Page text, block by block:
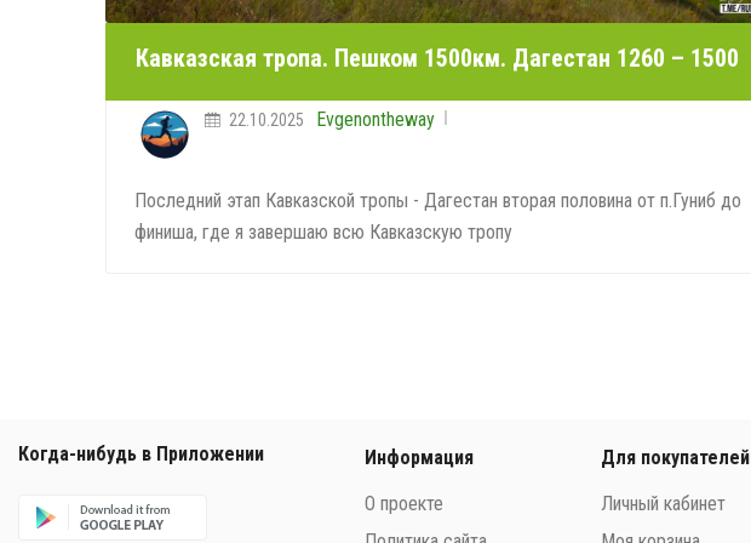
Кавказская тропа. Пешком 1500км. Дагестан 1260 – 1500
Evgenontheway
22.10.2025
Последний этап Кавказской тропы - Дагестан вторая половина от п.Гуниб до
финиша, где я завершаю всю Кавказскую тропу
Когда-нибудь в Приложении
Информация
О проекте
Для покупателей
Личный кабинет